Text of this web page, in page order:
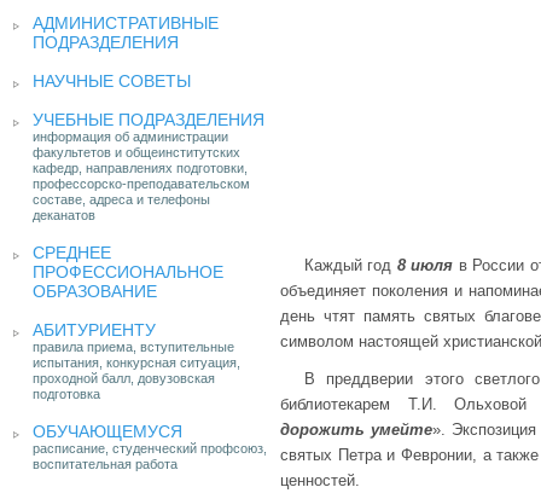
АДМИНИСТРАТИВНЫЕ
ПОДРАЗДЕЛЕНИЯ
НАУЧНЫЕ СОВЕТЫ
УЧЕБНЫЕ ПОДРАЗДЕЛЕНИЯ
информация об администрации
факультетов и общеинститутских
кафедр, направлениях подготовки,
профессорско-преподавательском
составе, адреса и телефоны
деканатов
СРЕДНЕЕ
ПРОФЕССИОНАЛЬНОЕ
ОБРАЗОВАНИЕ
АБИТУРИЕНТУ
правила приема, вступительные
испытания, конкурсная ситуация,
проходной балл, довузовская
подготовка
ОБУЧАЮЩЕМУСЯ
расписание, студенческий профсоюз,
воспитательная работа
Каждый год 8 июля в России
объединяет поколения и
день чтят память святых
символом настоящей
В преддверии этого
библиотекарем Т.И. Ольховой
дорожить умейте».
святых Петра и Февронии, а
ценностей.